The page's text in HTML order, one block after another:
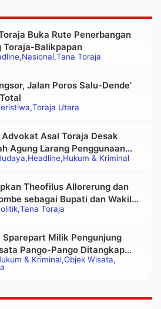
Nasional Tana Toraja
Buka Rute Penerbangan
Toraja-Balikpapan
Toraja Utara
Jalan Poros Salu-Dende’
Headline Hukum & Kriminal
Asal Toraja Desak
Agung Larang Penggunaan
pada Eksekusi Rumah Adat
Tana Toraja
Theofilus Allorerung dan
sebagai Bupati dan Wakil
Toraja Terpilih
& Kriminal Objek Wisata
Sparepart Milik Pengunjung
Pango-Pango Ditangkap